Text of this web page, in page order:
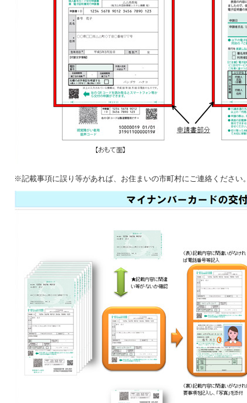
※記載事項に誤り等があれば、お住まいの市町村にご連絡ください。